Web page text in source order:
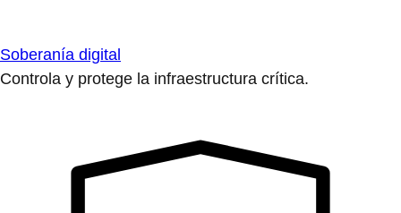
Soberanía digital
Controla y protege la infraestructura crítica.